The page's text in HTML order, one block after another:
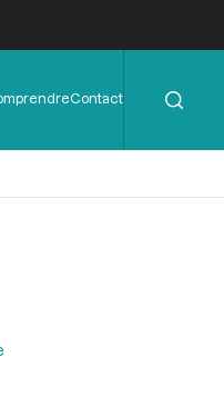
Contact